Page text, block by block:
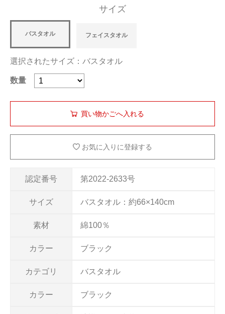
認定番号 第2022-2633号
サイズ バスタオル：約66×140cm
素材 綿100％
カラー ブラック
カテゴリ バスタオル
カラー ブラック
サイズ
バスタオル フェイスタオル
選択されたサイズ：バスタオル
数量
お気に入りに登録する